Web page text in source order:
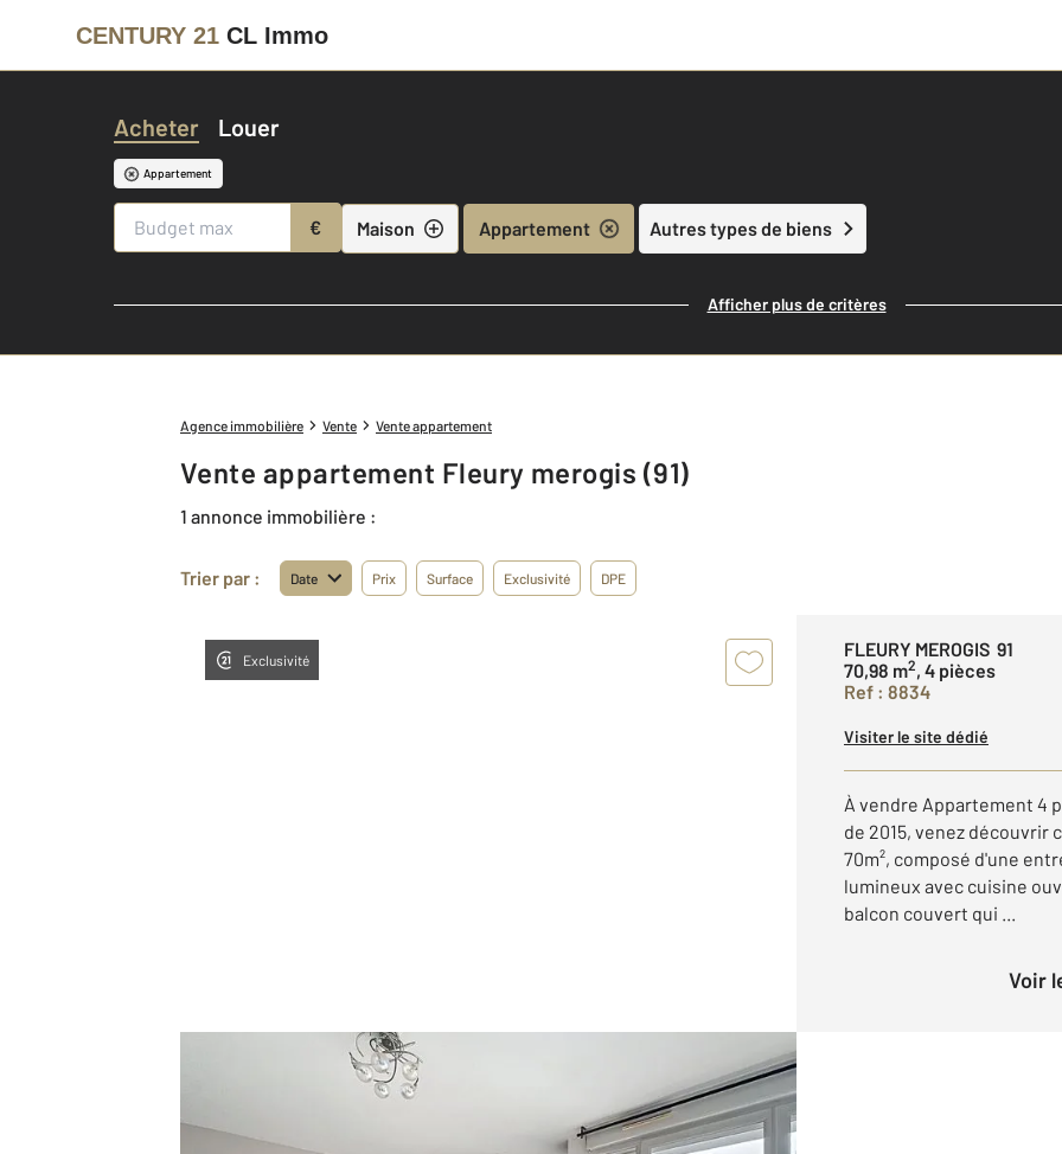
CENTURY 21 CL Immo
Acheter Louer
Appartement
€ Maison Appartement Autres types de biens
Afficher plus de critères
Agence immobilière Vente Vente appartement
Vente appartement Fleury merogis (91)
1 annonce immobilière :
Trier par : Date Prix Surface Exclusivité DPE
Exclusivité
FLEURY MEROGIS 91
70,98 m2, 4 pièces
Ref : 8834
Visiter le site dédié
À vendre Appartement 4
de 2015, venez découvrir
70m², composé d'une
lumineux avec cuisine
balcon couvert qui ...
Voir